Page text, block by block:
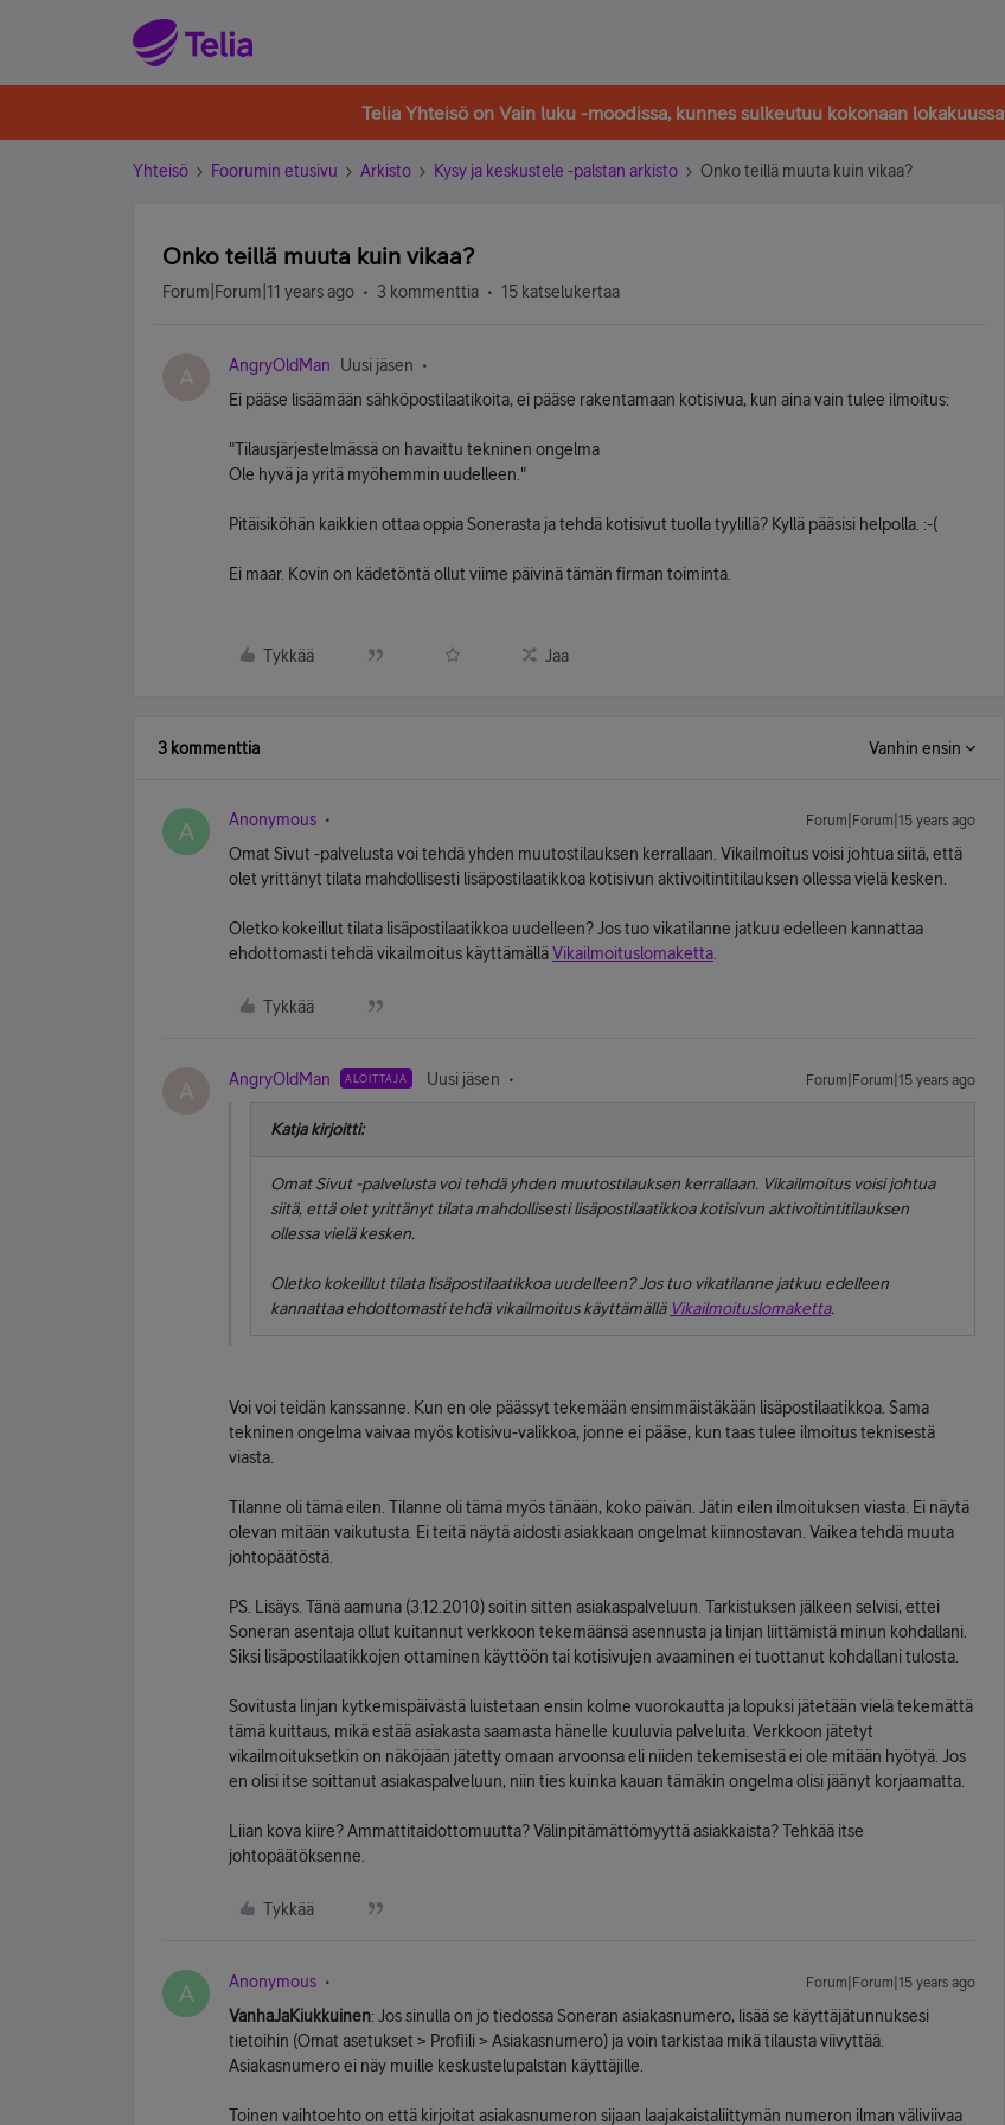
Telia Yhteisö on Vain luku -moodissa, kunnes sulkeutuu kokonaan lokakuussa
Yhteisö Foorumin etusivu Arkisto Kysy ja keskustele -palstan arkisto Onko teillä muuta kuin vikaa?
Onko teillä muuta kuin vikaa?
Forum|Forum|11 years ago 3 kommenttia 15 katselukertaa
A AngryOldMan
Uusi jäsen
Ei pääse lisäämään sähköpostilaatikoita, ei pääse rakentamaan kotisivua, kun aina vain tulee ilmoitus:
"Tilausjärjestelmässä on havaittu tekninen ongelma
Ole hyvä ja yritä myöhemmin uudelleen."
Pitäisiköhän kaikkien ottaa oppia Sonerasta ja tehdä kotisivut tuolla tyylillä? Kyllä pääsisi helpolla. :-(
Ei maar. Kovin on kädetöntä ollut viime päivinä tämän firman toiminta.
Tykkää Jaa
3 kommenttia Vanhin ensin
A Anonymous Forum|Forum|15 years ago
Omat Sivut -palvelusta voi tehdä yhden muutostilauksen kerrallaan. Vikailmoitus voisi johtua siitä, että
olet yrittänyt tilata mahdollisesti lisäpostilaatikkoa kotisivun aktivoitintitilauksen ollessa vielä kesken.
Oletko kokeillut tilata lisäpostilaatikkoa uudelleen? Jos tuo vikatilanne jatkuu edelleen kannattaa
ehdottomasti tehdä vikailmoitus käyttämälläVikailmoituslomaketta
Tykkää
A AngryOldMan ALOITTAJA Uusi jäsen Forum|Forum|15 years ago
Katja kirjoitti:
Omat Sivut -palvelusta voi tehdä yhden muutostilauksen kerrallaan. Vikailmoitus voisi johtua
siitä, että olet yrittänyt tilata mahdollisesti lisäpostilaatikkoa kotisivun aktivoitintitilauksen
ollessa vielä kesken.
Oletko kokeillut tilata lisäpostilaatikkoa uudelleen? Jos tuo vikatilanne jatkuu edelleen
kannattaa ehdottomasti tehdä vikailmoitus käyttämällä Vikailmoituslomaketta.
Voi voi teidän kanssanne. Kun en ole päässyt tekemään ensimmäistäkään lisäpostilaatikkoa. Sama
tekninen ongelma vaivaa myös kotisivu-valikkoa, jonne ei pääse, kun taas tulee ilmoitus teknisestä
viasta.
Tilanne oli tämä eilen. Tilanne oli tämä myös tänään, koko päivän. Jätin eilen ilmoituksen viasta. Ei näytä
olevan mitään vaikutusta. Ei teitä näytä aidosti asiakkaan ongelmat kiinnostavan. Vaikea tehdä muuta
johtopäätöstä.
PS. Lisäys. Tänä aamuna (3.12.2010) soitin sitten asiakaspalveluun. Tarkistuksen jälkeen selvisi, ettei
Soneran asentaja ollut kuitannut verkkoon tekemäänsä asennusta ja linjan liittämistä minun kohdallani.
Siksi lisäpostilaatikkojen ottaminen käyttöön tai kotisivujen avaaminen ei tuottanut kohdallani tulosta.
Sovitusta linjan kytkemispäivästä luistetaan ensin kolme vuorokautta ja lopuksi jätetään vielä tekemättä
tämä kuittaus, mikä estää asiakasta saamasta hänelle kuuluvia palveluita. Verkkoon jätetyt
vikailmoituksetkin on näköjään jätetty omaan arvoonsa eli niiden tekemisestä ei ole mitään hyötyä. Jos
en olisi itse soittanut asiakaspalveluun, niin ties kuinka kauan tämäkin ongelma olisi jäänyt korjaamatta.
Liian kova kiire? Ammattitaidottomuutta? Välinpitämättömyyttä asiakkaista? Tehkää itse
johtopäätöksenne.
Tykkää
A Anonymous Forum|Forum|15 years ago
VanhaJaKiukkuinen: Jos sinulla on jo tiedossa Soneran asiakasnumero, lisää se käyttäjätunnuksesi
tietoihin (Omat asetukset > Profiili > Asiakasnumero) ja voin tarkistaa mikä tilausta viivyttää.
Asiakasnumero ei näy muille keskustelupalstan käyttäjille.
Toinen vaihtoehto on että kirjoitat asiakasnumeron sijaan laajakaistaliittymän numeron ilman väliviivaa